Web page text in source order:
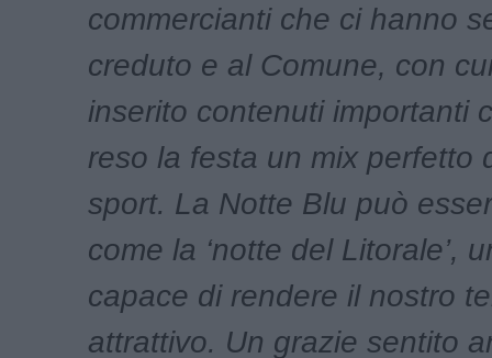
commercianti che ci hanno
creduto e al Comune, con
inserito contenuti importanti
reso la festa un mix perfetto
sport. La Notte Blu può
come la ‘notte del Litorale’,
capace di rendere il nostro
attrattivo. Un grazie sentito